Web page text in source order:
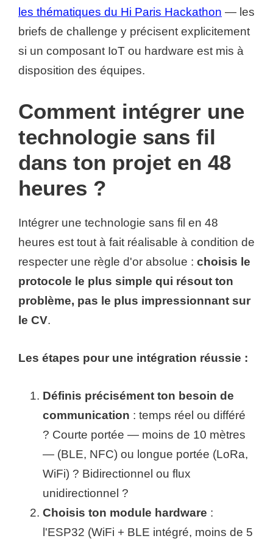
les thématiques du Hi Paris Hackathon — les
briefs de challenge y précisent explicitement
si un composant IoT ou hardware est mis à
disposition des équipes.
Comment intégrer une
technologie sans fil
dans ton projet en 48
heures ?
Intégrer une technologie sans fil en 48
heures est tout à fait réalisable à condition de
respecter une règle d'or absolue : choisis le
protocole le plus simple qui résout ton
problème, pas le plus impressionnant sur
le CV.
Les étapes pour une intégration réussie :
Définis précisément ton besoin de
communication : temps réel ou différé
? Courte portée — moins de 10 mètres
— (BLE, NFC) ou longue portée (LoRa,
WiFi) ? Bidirectionnel ou flux
unidirectionnel ?
Choisis ton module hardware :
l'ESP32 (WiFi + BLE intégré, moins de 5